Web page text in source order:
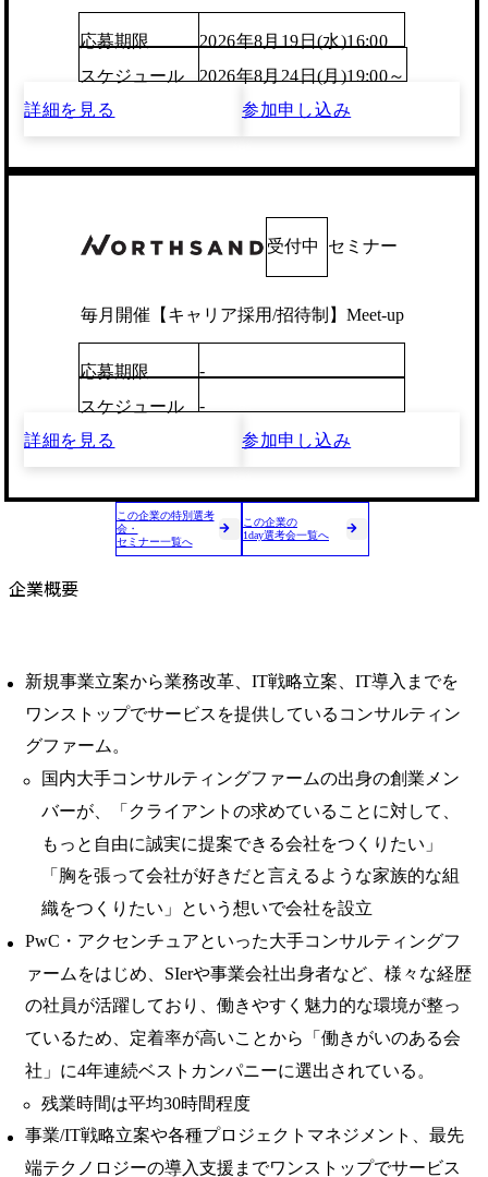
応募期限
2026年8月19日(水)16:00
スケジュール
2026年8月24日(月)19:00～
詳細を見る
参加申し込み
受付中 セミナー
毎月開催【キャリア採用/招待制】Meet-up
応募期限
-
スケジュール
-
詳細を見る
参加申し込み
この企業の特別選考
会・
セミナー一覧へ
この企業の
1day選考会一覧へ
企業概要
新規事業立案から業務改革、IT戦略立案、IT導入までを
ワンストップでサービスを提供しているコンサルティン
グファーム。
国内大手コンサルティングファームの出身の創業メン
バーが、「クライアントの求めていることに対して、
もっと自由に誠実に提案できる会社をつくりたい」
「胸を張って会社が好きだと言えるような家族的な組
織をつくりたい」という想いで会社を設立
PwC・アクセンチュアといった大手コンサルティングフ
ァームをはじめ、SIerや事業会社出身者など、様々な経歴
の社員が活躍しており、働きやすく魅力的な環境が整っ
ているため、定着率が高いことから「働きがいのある会
社」に4年連続ベストカンパニーに選出されている。
残業時間は平均30時間程度
事業/IT戦略立案や各種プロジェクトマネジメント、最先
端テクノロジーの導入支援までワンストップでサービス